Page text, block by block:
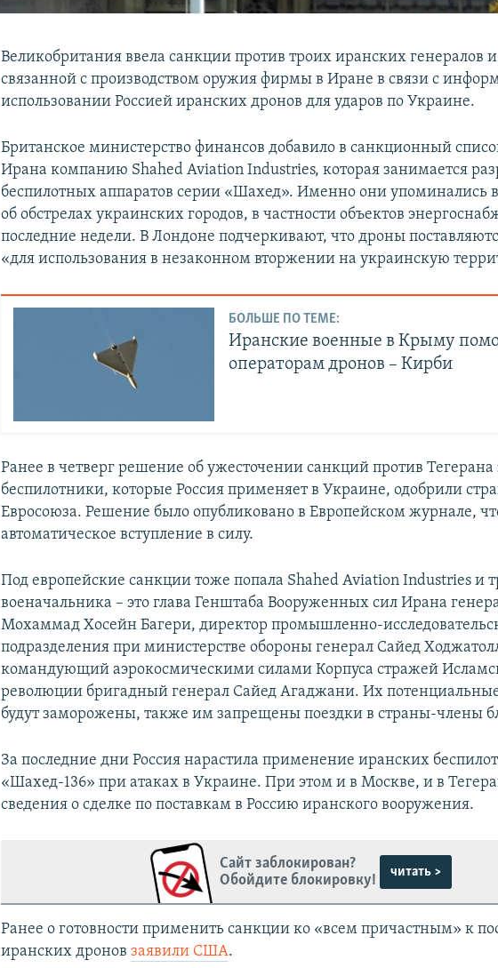
Великобритания ввела санкции против троих иранских генералов
связанной с производством оружия фирмы в Иране в связи с
использовании Россией иранских дронов для ударов по Украине.
Британское министерство финансов добавило в санкционный
Ирана компанию Shahed Aviation Industries, которая занимается
беспилотных аппаратов серии «Шахед». Именно они упоминались
об обстрелах украинских городов, в частности объектов
последние недели. В Лондоне подчеркивают, что дроны
«для использования в незаконном вторжении на украинскую
БОЛЬШЕ ПО ТЕМЕ:
Иранские военные в Крыму
операторам дронов – Кирби
Ранее в четверг решение об ужесточении санкций против Тегерана
беспилотники, которые Россия применяет в Украине, одобрили
Евросоюза. Решение было опубликовано в Европейском журнале,
автоматическое вступление в силу.
Под европейские санкции тоже попала Shahed Aviation Industries и
военачальника – это глава Генштаба Вооруженных сил Ирана
Мохаммад Хосейн Багери, директор промышленно-
подразделения при министерстве обороны генерал Сайед
командующий аэрокосмическими силами Корпуса стражей
революции бригадный генерал Сайед Агаджани. Их
будут заморожены, также им запрещены поездки в страны-члены
За последние дни Россия нарастила применение иранских
«Шахед-136» при атаках в Украине. При этом и в Москве, и в
сведения о сделке по поставкам в Россию иранского вооружения.
Сайт заблокирован?
Обойдите блокировку!
читать >
Ранее о готовности применить санкции ко «всем причастным» к
иранских дроновзаявили США.